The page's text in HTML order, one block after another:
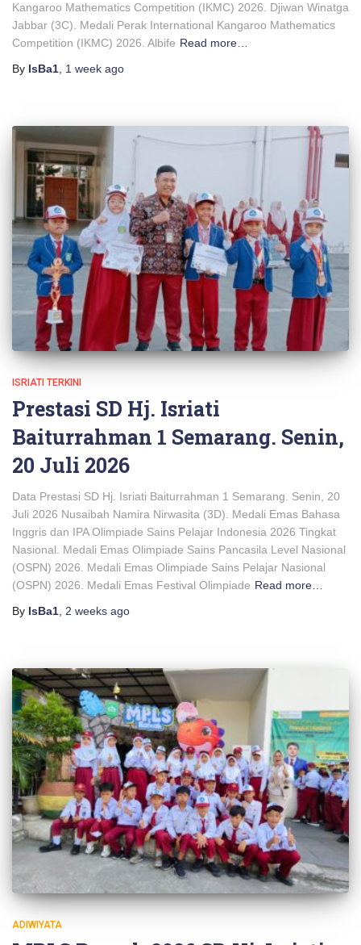
Kangaroo Mathematics Competition (IKMC) 2026. Djiwan Winatga
Jabbar (3C). Medali Perak International Kangaroo Mathematics
Competition (IKMC) 2026. Albife Read more…
By IsBa1, 1 week ago
ISRIATI TERKINI
Prestasi SD Hj. Isriati
Baiturrahman 1 Semarang. Senin,
20 Juli 2026
Data Prestasi SD Hj. Isriati Baiturrahman 1 Semarang. Senin, 20
Juli 2026 Nusaibah Namira Nirwasita (3D). Medali Emas Bahasa
Inggris dan IPA Olimpiade Sains Pelajar Indonesia 2026 Tingkat
Nasional. Medali Emas Olimpiade Sains Pancasila Level Nasional
(OSPN) 2026. Medali Emas Olimpiade Sains Pelajar Nasional
(OSPN) 2026. Medali Emas Festival Olimpiade Read more…
By IsBa1 2 weeks ago
ADIWIYATA